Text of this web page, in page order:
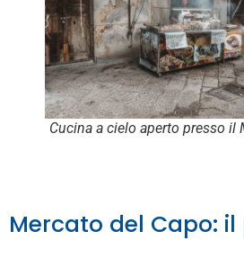
Cucina a cielo aperto presso il
Mercato del Capo: